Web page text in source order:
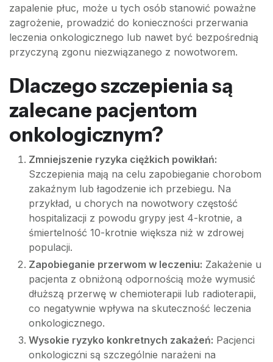
zapalenie płuc, może u tych osób stanowić poważne
zagrożenie, prowadzić do konieczności przerwania
leczenia onkologicznego lub nawet być bezpośrednią
przyczyną zgonu niezwiązanego z nowotworem.
Dlaczego szczepienia są
zalecane pacjentom
onkologicznym?
Zmniejszenie ryzyka ciężkich powikłań:
Szczepienia mają na celu zapobieganie chorobom
zakaźnym lub łagodzenie ich przebiegu. Na
przykład, u chorych na nowotwory częstość
hospitalizacji z powodu grypy jest 4-krotnie, a
śmiertelność 10-krotnie większa niż w zdrowej
populacji.
Zapobieganie przerwom w leczeniu: Zakażenie u
pacjenta z obniżoną odpornością może wymusić
dłuższą przerwę w chemioterapii lub radioterapii,
co negatywnie wpływa na skuteczność leczenia
onkologicznego.
Wysokie ryzyko konkretnych zakażeń: Pacjenci
onkologiczni są szczególnie narażeni na